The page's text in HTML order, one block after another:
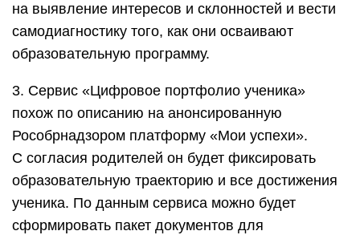
на выявление интересов и склонностей и вести
самодиагностику того, как они осваивают
образовательную программу.
3. Сервис «Цифровое портфолио ученика»
похож по описанию на анонсированную
Рособрнадзором платформу «Мои успехи».
С согласия родителей он будет фиксировать
образовательную траекторию и все достижения
ученика. По данным сервиса можно будет
сформировать пакет документов для